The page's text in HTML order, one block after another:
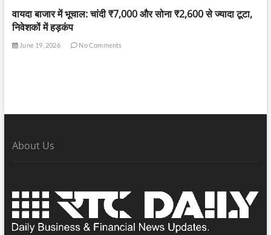
वायदा बाजार में भूचाल: चांदी ₹7,000 और सोना ₹2,600 से ज्यादा टूटा,
निवेशकों में हड़कंप
June 19, 2026 No Comments
About Us